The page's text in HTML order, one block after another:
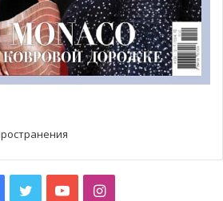
TwitterYouTubeInstagram